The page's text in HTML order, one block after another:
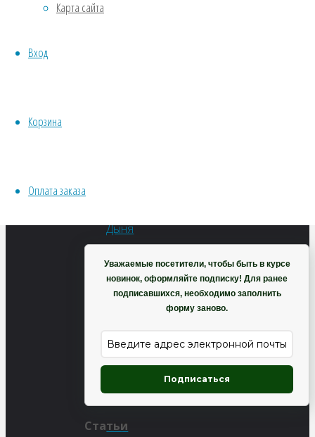
Карта сайта
Вход
Корзина
Оплата заказа
Дыня
Ананасная
60₽
Хвойники
ИНСТРУМЕНТЫ, ОБОРУДОВАНИЕ
Уважаемые посетители, чтобы быть в курсе
новинок, оформляйте подписку! Для ранее
подписавшихся, необходимо заполнить
форму заново.
Подписаться
Статьи